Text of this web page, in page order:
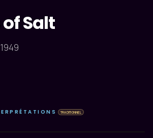
Salt
1949
TRADITIONNEL